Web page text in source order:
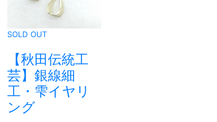
SOLD OUT
【秋田伝統工
芸】銀線細
工・雫イヤリ
ング